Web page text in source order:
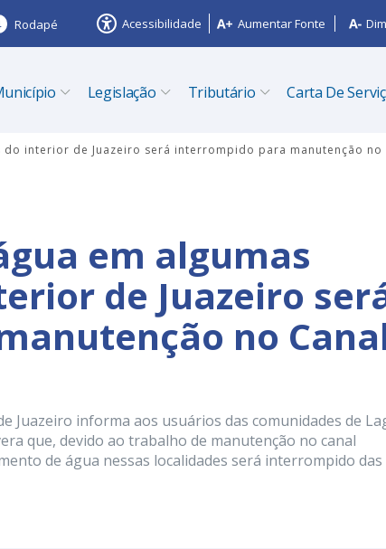
Rodapé Acessibilidade Aumentar Fonte
Legislação Tributário Carta De
interior de Juazeiro será interrompido para manutenção
em algumas
de Juazeiro
no
Juazeiro informa aos usuários das comunidades de
que, devido ao trabalho de manutenção no canal
de água nessas localidades será interrompido das